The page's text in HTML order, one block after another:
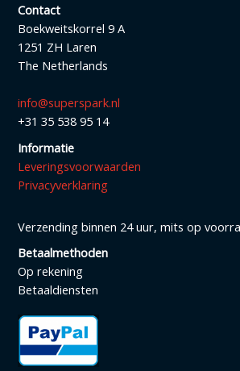
Contact
Boekweitskorrel 9 A
1251 ZH Laren
The Netherlands
info@superspark.nl
+31 35 538 95 14
Informatie
Leveringsvoorwaarden
Privacyverklaring
Verzending binnen 24 uur, mits op
Betaalmethoden
Op rekening
Betaaldiensten